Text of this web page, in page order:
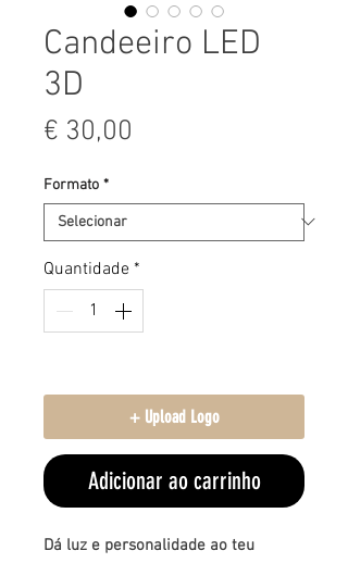
Candeeiro LED
3D
€ 30,00
Formato *
Quantidade *
+ Upload Logo
Adicionar ao carrinho
Dá luz e personalidade ao teu